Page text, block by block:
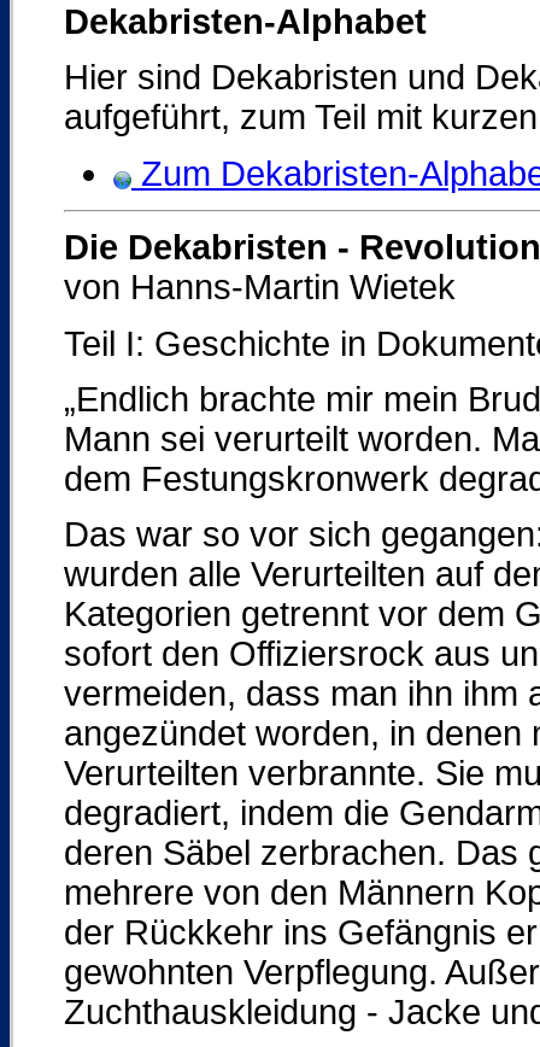
Dekabristen-Alphabet
Hier sind Dekabristen und
aufgeführt, zum Teil mit
Zum Dekabristen-
Die Dekabristen -
von Hanns-Martin Wietek
Teil I: Geschichte in
„Endlich brachte mir mein
Mann sei verurteilt worden.
dem Festungskronwerk
Das war so vor sich
wurden alle Verurteilten auf
Kategorien getrennt vor dem
sofort den Offiziersrock aus
vermeiden, dass man ihn ihm
angezündet worden, in
Verurteilten verbrannte. Sie
degradiert, indem die
deren Säbel zerbrachen. Das
mehrere von den Männern
der Rückkehr ins Gefängnis
gewohnten Verpflegung.
Zuchthauskleidung - Jacke